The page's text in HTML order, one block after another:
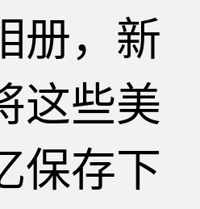
册，新
这些美
保存下